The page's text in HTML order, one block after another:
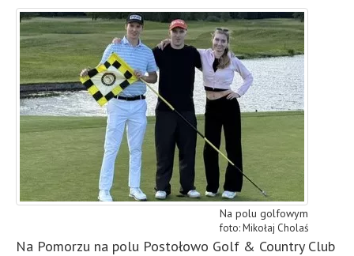
Na polu golfowym
Mikołaj Cholaś
Na Pomorzu na polu Postołowo Golf & Country Club